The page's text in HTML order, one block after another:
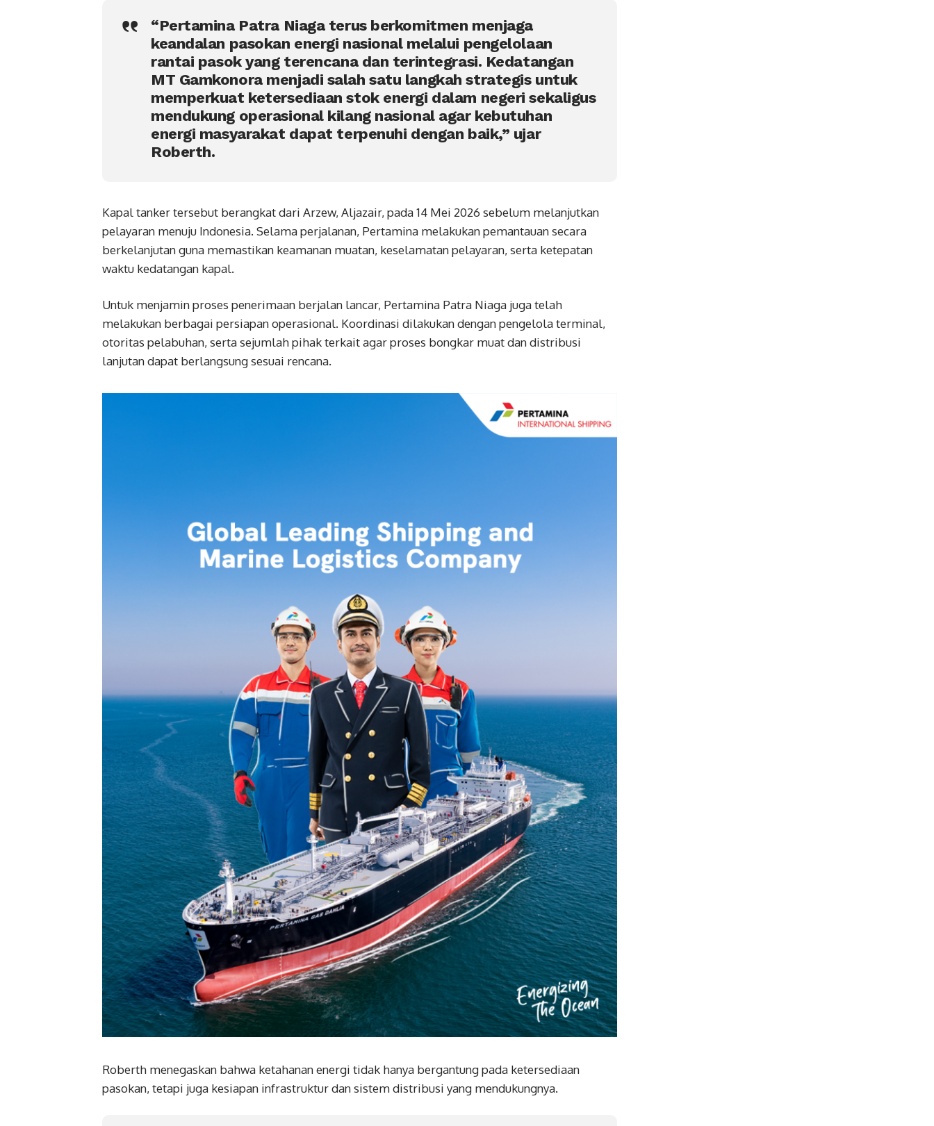
“Pertamina Patra Niaga terus berkomitmen menjaga
keandalan pasokan energi nasional melalui pengelolaan
rantai pasok yang terencana dan terintegrasi. Kedatangan
MT Gamkonora menjadi salah satu langkah strategis untuk
memperkuat ketersediaan stok energi dalam negeri sekaligus
mendukung operasional kilang nasional agar kebutuhan
energi masyarakat dapat terpenuhi dengan baik,” ujar
Roberth.
Kapal tanker tersebut berangkat dari Arzew, Aljazair, pada 14 Mei 2026 sebelum melanjutkan
pelayaran menuju Indonesia. Selama perjalanan, Pertamina melakukan pemantauan secara
berkelanjutan guna memastikan keamanan muatan, keselamatan pelayaran, serta ketepatan
waktu kedatangan kapal.
Untuk menjamin proses penerimaan berjalan lancar, Pertamina Patra Niaga juga telah
melakukan berbagai persiapan operasional. Koordinasi dilakukan dengan pengelola terminal,
otoritas pelabuhan, serta sejumlah pihak terkait agar proses bongkar muat dan distribusi
lanjutan dapat berlangsung sesuai rencana.
Roberth menegaskan bahwa ketahanan energi tidak hanya bergantung pada ketersediaan
pasokan, tetapi juga kesiapan infrastruktur dan sistem distribusi yang mendukungnya.